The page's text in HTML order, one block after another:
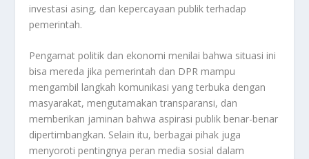
investasi asing, dan kepercayaan publik terhadap
pemerintah.
Pengamat politik dan ekonomi menilai bahwa situasi ini
bisa mereda jika pemerintah dan DPR mampu
mengambil langkah komunikasi yang terbuka dengan
masyarakat, mengutamakan transparansi, dan
memberikan jaminan bahwa aspirasi publik benar-benar
dipertimbangkan. Selain itu, berbagai pihak juga
menyoroti pentingnya peran media sosial dalam